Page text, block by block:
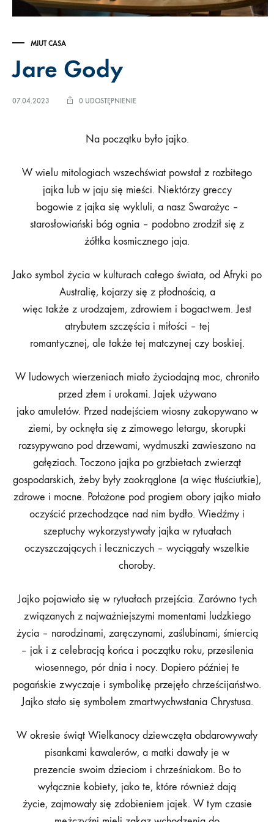
MIUT CASA
Jare Gody
07.04.2023 0 UDOSTĘPNIENIE
Na początku było jajko.
W wielu mitologiach wszechświat powstał z rozbitego
jajka lub w jaju się mieści. Niektórzy greccy
bogowie z jajka się wykluli, a nasz Swarożyc –
starosłowiański bóg ognia – podobno zrodził się z
żółtka kosmicznego jaja.
Jako symbol życia w kulturach całego świata, od Afryki po
Australię, kojarzy się z płodnością, a
więc także z urodzajem, zdrowiem i bogactwem. Jest
atrybutem szczęścia i miłości – tej
romantycznej, ale także tej matczynej czy boskiej.
W ludowych wierzeniach miało życiodajną moc, chroniło
przed złem i urokami. Jajek używano
jako amuletów. Przed nadejściem wiosny zakopywano w
ziemi, by ocknęła się z zimowego letargu, skorupki
rozsypywano pod drzewami, wydmuszki zawieszano na
gałęziach. Toczono jajka po grzbietach zwierząt
gospodarskich, żeby były zaokrąglone (a więc tłuściutkie),
zdrowe i mocne. Położone pod progiem obory jajko miało
oczyścić przechodzące nad nim bydło. Wiedźmy i
szeptuchy wykorzystywały jajka w rytuałach
oczyszczających i leczniczych – wyciągały wszelkie
choroby.
Jajko pojawiało się w rytuałach przejścia. Zarówno tych
związanych z najważniejszymi momentami ludzkiego
życia – narodzinami, zaręczynami, zaślubinami, śmiercią
– jak i z celebracją końca i początku roku, przesilenia
wiosennego, pór dnia i nocy. Dopiero później te
pogańskie zwyczaje i symbolikę przejęło chrześcijaństwo.
Jajko stało się symbolem zmartwychwstania Chrystusa.
W okresie świąt Wielkanocy dziewczęta obdarowywały
pisankami kawalerów, a matki dawały je w
prezencie swoim dzieciom i chrześniakom. Bo to
wyłącznie kobiety, jako te, które również dają
życie, zajmowały się zdobieniem jajek. W tym czasie